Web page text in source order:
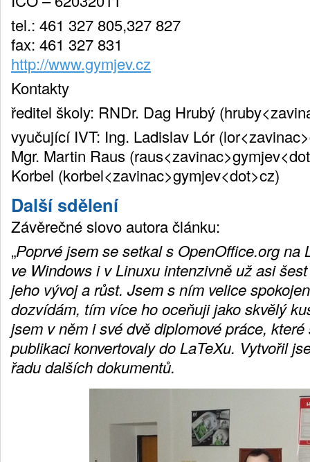
tel.: 461 327 805,327 827
fax: 461 327 831
http://www.gymjev.cz
Kontakty
ředitel školy: RNDr. Dag Hrubý
vyučující IVT: Ing. Ladislav Lór
Mgr. Martin Raus
Korbel (korbel<zavinac>gymjev<dot>cz)
Další sdělení
Závěrečné slovo autora článku:
„Poprvé jsem se setkal s OpenOffice.org na
ve Windows i v Linuxu intenzivně už asi
jeho vývoj a růst. Jsem s ním velice
dozvídám, tím více ho oceňuji jako skvělý
jsem v něm i své dvě diplomové práce,
publikaci konvertovaly do LaTeXu. Vytvořil
řadu dalších dokumentů.